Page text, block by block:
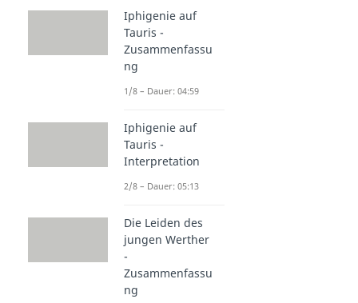
Bertolt Brecht
Dauer: 03:10
Episches Theater
Dauer: 05:07
Iphigenie auf
Tauris -
Zusammenfassu
ng
1/8 – Dauer: 04:59
Iphigenie auf
Tauris -
Interpretation
2/8 – Dauer: 05:13
Die Leiden des
jungen Werther
-
Zusammenfassu
ng